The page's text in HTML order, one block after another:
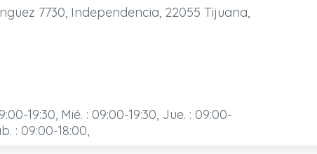
7730, Independencia, 22055 Tijuana,
19:30, Mié. : 09:00-19:30, Jue. : 09:00-
: 09:00-18:00,